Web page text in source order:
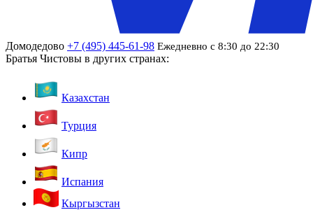
Домодедово +7 (495) 445-61-98 Ежедневно с 8:30 до 22:30
Братья Чистовы в других странах:
Казахстан
Турция
Кипр
Испания
Кыргызстан